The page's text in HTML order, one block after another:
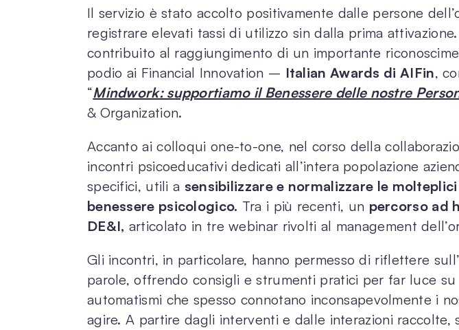
Il servizio è stato accolto positivamente dalle persone
registrare elevati tassi di utilizzo sin dalla prima
contribuito al raggiungimento di un importante
podio ai Financial Innovation – Italian Awards di AIFin,
“Mindwork: supportiamo il Benessere delle nostre
& Organization.
Accanto ai colloqui one-to-one, nel corso della
incontri psicoeducativi dedicati all’intera popolazione
specifici, utili a sensibilizzare e normalizzare le
benessere psicologico. Tra i più recenti, un percorso ad
DE&I, articolato in tre webinar rivolti al management
Gli incontri, in particolare, hanno permesso di riflettere
parole, offrendo consigli e strumenti pratici per far luce
automatismi che spesso connotano inconsapevolmente i
agire. A partire dagli interventi e dalle interazioni raccolte,